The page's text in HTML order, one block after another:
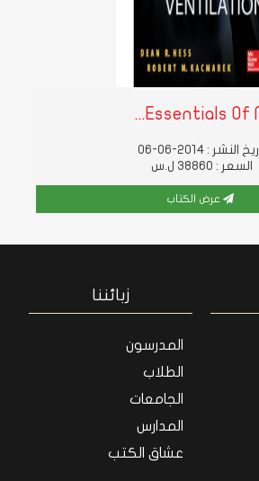
Essentials Of
النشر : 2014-06-06
السعر : 38860 ل.س
عرض الكتاب
زبائننا
المدرسون
الطلاب
الجامعات
المدارس
عشاق الكتب